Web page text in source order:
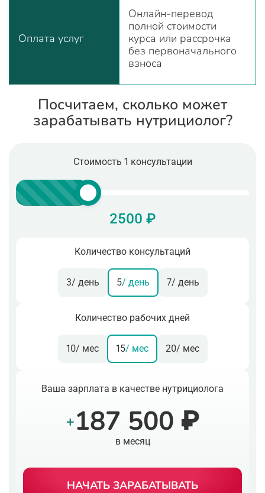
Оплата услуг
Онлайн-перевод
полной стоимости
курса или рассрочка
без первоначального
взноса
Посчитаем, сколько может
зарабатывать нутрициолог?
Стоимость 1 консультации
2500 ₽
Количество консультаций
3/ день 5/ день 7/ день
Количество рабочих дней
10/ мес 15/ мес 20/ мес
Ваша зарплата в качестве нутрициолога
+187 500 ₽
в месяц
НАЧАТЬ ЗАРАБАТЫВАТЬ